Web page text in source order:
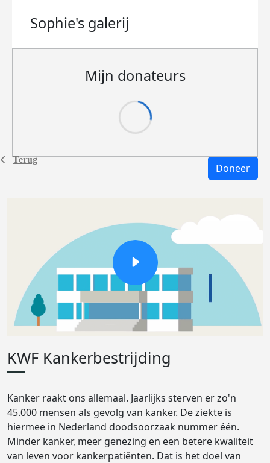
Terug
Sophie's galerij
Mijn donateurs
Doneer
KWF Kankerbestrijding
Kanker raakt ons allemaal. Jaarlijks sterven er zo'n
45.000 mensen als gevolg van kanker. De ziekte is
hiermee in Nederland doodsoorzaak nummer één.
Minder kanker, meer genezing en een betere kwaliteit
van leven voor kankerpatiënten. Dat is het doel van